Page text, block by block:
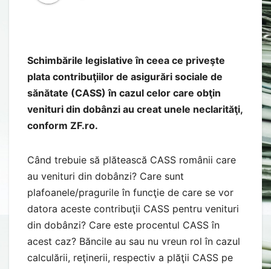
Schimbările legislative în ceea ce priveşte
plata contribuţiilor de asigurări sociale de
sănătate (CASS) în cazul celor care obţin
venituri din dobânzi au creat unele neclarităţi,
conform ZF.ro.
Când trebuie să plătească CASS românii care
au venituri din dobânzi? Care sunt
plafoanele/pragurile în funcţie de care se vor
datora aceste contribuţii CASS pentru venituri
din dobânzi? Care este procentul CASS în
acest caz? Băncile au sau nu vreun rol în cazul
calculării, reţinerii, respectiv a plăţii CASS pe